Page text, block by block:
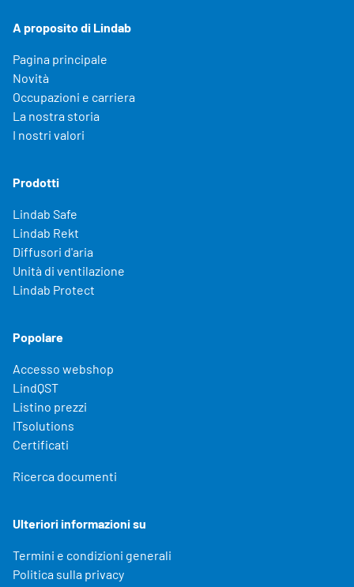
A proposito di Lindab
Pagina principale
Novità
Occupazioni e carriera
La nostra storia
I nostri valori
Prodotti
Lindab Safe
Lindab Rekt
Diffusori d'aria
Unità di ventilazione
Lindab Protect
Popolare
Accesso webshop
LindQST
Listino prezzi
ITsolutions
Certificati
Ricerca documenti
Ulteriori informazioni su
Termini e condizioni generali
Politica sulla privacy